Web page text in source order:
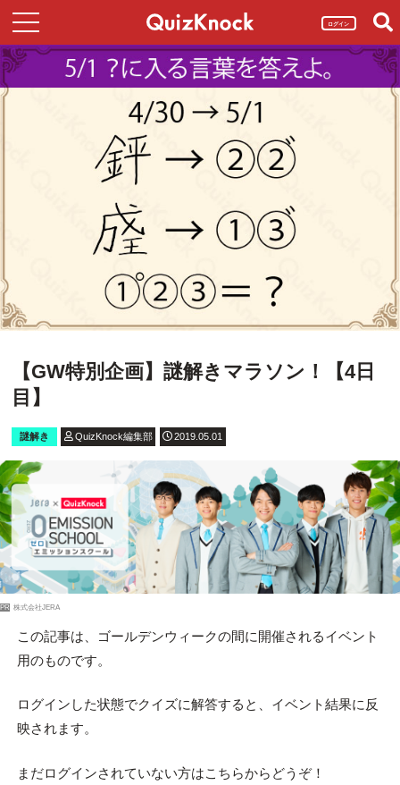
ログイン
【GW特別企画】謎解きマラソン！【4日
目】
謎解き QuizKnock編集部 2019.05.01
PR 株式会社JERA
この記事は、ゴールデンウィークの間に開催されるイベント
用のものです。
ログインした状態でクイズに解答すると、イベント結果に反
映されます。
まだログインされていない方はこちらからどうぞ！